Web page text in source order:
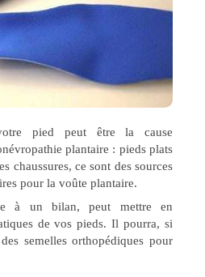
pied peut être la cause
plantaire : pieds plats
chaussures, ce sont des sources
pour la voûte plantaire.
à un bilan, peut mettre en
de vos pieds. Il pourra, si
semelles orthopédiques pour